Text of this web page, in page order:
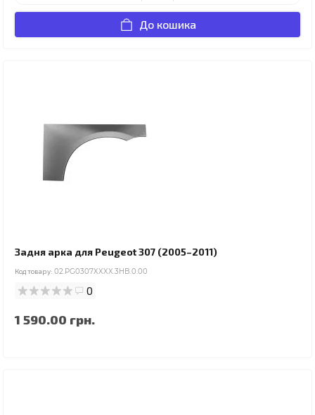
До кошика
Задня арка для Peugeot 307 (2005–2011)
Код товару: 02.PG0307XXXX.3HB.0.00
0
1 590.00 грн.